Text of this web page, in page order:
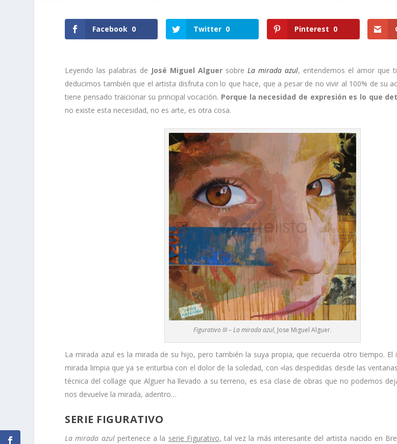
Facebook 0 Twitter 0 Pinterest 0
Leyendo las palabras de José Miguel Alguersobre La mirada azul, entendemos el amor que
deducimos también que el artista disfruta con lo que hace, que a pesar de no vivir al 100% de su
tiene pensado traicionar su principal vocación. Porque la necesidad de expresión es lo que
no existe esta necesidad, no es arte, es otra cosa.
Figurativo III – La mirada azul, Jose Miguel Alguer.
La mirada azul es la mirada de su hijo, pero también la suya propia, que recuerda otro tiempo. El
mirada limpia que ya se enturbia con el dolor de la soledad, con «las despedidas desde las
técnica del collage que Alguer ha llevado a su terreno, es esa clase de obras que no podemos
nos devuelve la mirada, adentro…
SERIE FIGURATIVO
La mirada azulpertenece a la serie Figurativo, tal vez la más interesante del artista nacido en